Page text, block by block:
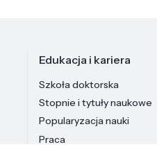
Edukacja i kariera
Szkoła doktorska
Stopnie i tytuły naukowe
Popularyzacja nauki
Praca